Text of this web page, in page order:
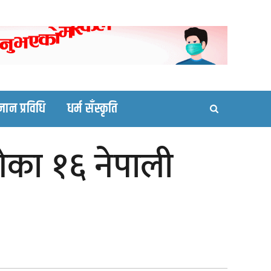
site
प्रविधि धर्म सँस्कृति
१६ नेपाली